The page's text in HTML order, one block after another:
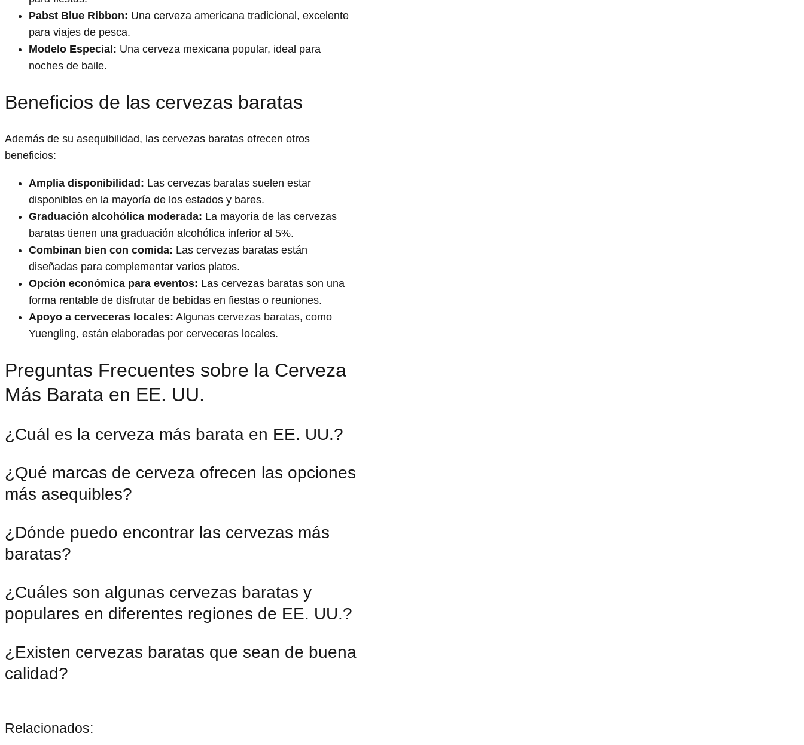
Pabst Blue Ribbon: Una cerveza americana tradicional, excelente
para viajes de pesca.
Modelo Especial: Una cerveza mexicana popular, ideal para
noches de baile.
Beneficios de las cervezas baratas
Además de su asequibilidad, las cervezas baratas ofrecen otros
beneficios:
Amplia disponibilidad: Las cervezas baratas suelen estar
disponibles en la mayoría de los estados y bares.
Graduación alcohólica moderada: La mayoría de las cervezas
baratas tienen una graduación alcohólica inferior al 5%.
Combinan bien con comida: Las cervezas baratas están
diseñadas para complementar varios platos.
Opción económica para eventos: Las cervezas baratas son una
forma rentable de disfrutar de bebidas en fiestas o reuniones.
Apoyo a cerveceras locales: Algunas cervezas baratas, como
Yuengling, están elaboradas por cerveceras locales.
Preguntas Frecuentes sobre la Cerveza
Más Barata en EE. UU.
¿Cuál es la cerveza más barata en EE. UU.?
¿Qué marcas de cerveza ofrecen las opciones
más asequibles?
¿Dónde puedo encontrar las cervezas más
baratas?
¿Cuáles son algunas cervezas baratas y
populares en diferentes regiones de EE. UU.?
¿Existen cervezas baratas que sean de buena
calidad?
Relacionados: